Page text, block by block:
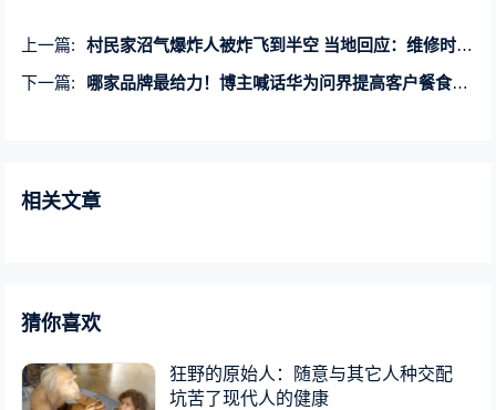
上一篇:
村民家沼气爆炸人被炸飞到半空 当地回应：维修时出意外、人无大碍
下一篇:
哪家品牌最给力！博主喊话华为问界提高客户餐食：花30万去提车给吃的不太行
相关文章
猜你喜欢
狂野的原始人：随意与其它人种交配
坑苦了现代人的健康